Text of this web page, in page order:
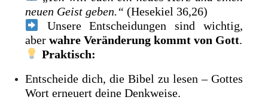
neuen Geist geben.“ (Hesekiel 36,26)
Unsere Entscheidungen sind wichtig,
aberwahre Veränderung kommt von Gott.
Praktisch:
Entscheide dich, die Bibel zu lesen – Gottes
Wort erneuert deine Denkweise.